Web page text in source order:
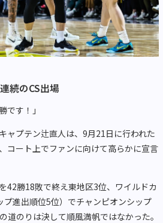
続のCS出場
です！」
ャプテン辻直人は、9月21日に行われた
コート上でファンに向けて高らかに宣言
42勝18敗で終え東地区3位、ワイルドカ
プ進出順位5位）でチャンピオンシップ
道のりは決して順風満帆ではなかった。